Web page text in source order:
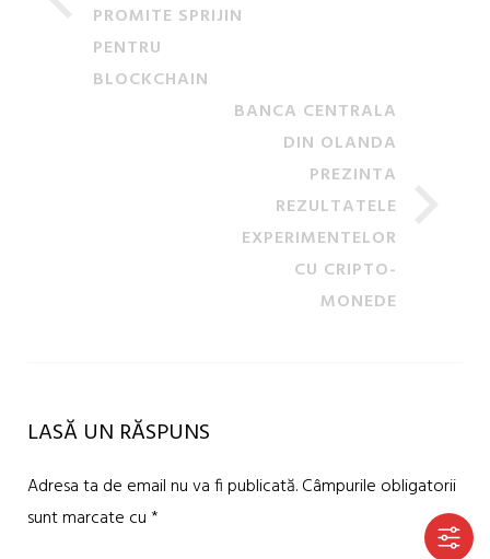
PROMITE SPRIJIN
PENTRU
BLOCKCHAIN
BANCA CENTRALA
DIN OLANDA
PREZINTA
REZULTATELE
EXPERIMENTELOR
CU CRIPTO-
MONEDE
LASĂ UN RĂSPUNS
Adresa ta de email nu va fi publicată.Câmpurile obligatorii
sunt marcate cu*